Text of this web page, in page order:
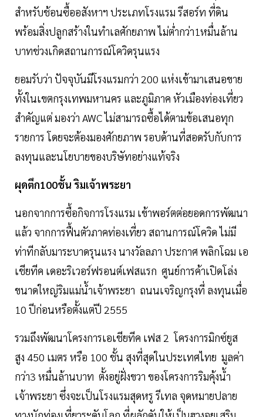
สำหรับช้อนซื้ออสังหาฯ ประเภทโรงแรม รีสอร์ท ที่ดิน
พร้อมสิ่งปลูกสร้างในทำเลศักยภาพ ไม่ตํ่ากว่า1หมื่นล้าน
บาทช่วงเกิดสถานการณ์โควิดรุนแรง
ยอมรับว่า ปัจจุบันมีโรงแรมกว่า 200 แห่งเข้ามาเสนอขาย
ทั้งในเขตกรุงเทพมหานคร และภูมิภาค หัวเมืองท่องเที่ยว
สำคัญแต่ มองว่า AWC ไม่สามารถซื้อได้ตามข้อเสนอทุก
รายการ โดยจะต้องมองศักยภาพ รอบด้านที่สอดรับกับการ
ลงทุนและนโยบายของบริษัทอย่างแท้จริง
ผุดตึก100ชั้น ริมเจ้าพระยา
นอกจากการซื้อกิจการโรงแรม เข้าพอร์ตต่อยอดการพัฒนา
แล้ว จากการฟื้นตัวภาคท่องเที่ยว สถานการณ์โควิด ไม่มี
ท่าทีกลับมาระบาดรุนแรง นางวัลลภา ประกาศ พลิกโฉม เอ
เชียทีค เดอะริเวอร์ฟรอนต์เฟสแรก ศูนย์การค้าเปิดโล่ง
ขนาดใหญ่ริมแม่นํ้าเจ้าพระยา ถนนเจริญกรุงที่ ลงทุนเมื่อ
10 ปีก่อนหรือตั้งแต่ปี 2555
รวมถึงพัฒนาโครงการเอเชียทีค เฟส 2 โครงการมิกซ์ยูส
สูง 450 เมตร หรือ 100 ชั้น สุงที่สุดในประเทศไทย มูลค่า
กว่า3 หมื่นล้านบาท ตั้งอยู่ฝั่งขวา ของโครงการริมคุ้งนํ้า
เจ้าพระยา ซึ่งจะเป็นโรงแรมสุดหรู รีเทล จุดหมายปลาย